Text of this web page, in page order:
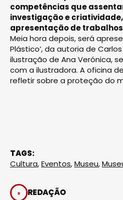
competências que
investigação e
apresentação de
Meia hora depois, será
Plástico’, da autoria de
ilustração de Ana Verónica,
com a ilustradora. A oficina
refletir sobre a proteção do
TAGS:
Cultura,Eventos,Museu,
REDAÇÃO